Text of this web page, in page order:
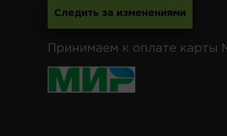
Следить за изменениями
Принимаем к оплате карты